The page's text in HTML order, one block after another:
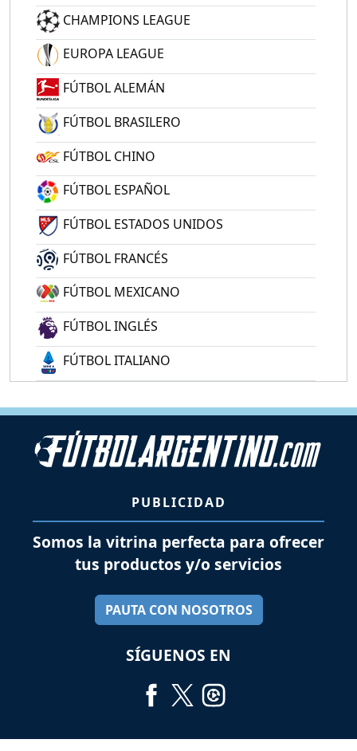
CHAMPIONS LEAGUE
EUROPA LEAGUE
FÚTBOL ALEMÁN
FÚTBOL BRASILERO
FÚTBOL CHINO
FÚTBOL ESPAÑOL
FÚTBOL ESTADOS UNIDOS
FÚTBOL FRANCÉS
FÚTBOL MEXICANO
FÚTBOL INGLÉS
FÚTBOL ITALIANO
PUBLICIDAD
Somos la vitrina perfecta para ofrecer
tus productos y/o servicios
PAUTA CON NOSOTROS
SÍGUENOS EN